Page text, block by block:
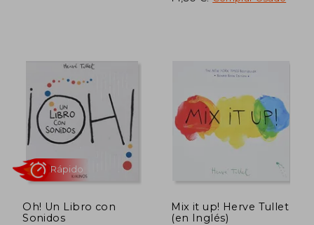
5%
dcto.
Rápido
5%
dcto.
Oh! Un Libro con
Sonidos
Mix it up! Herve Tullet
(en Inglés)